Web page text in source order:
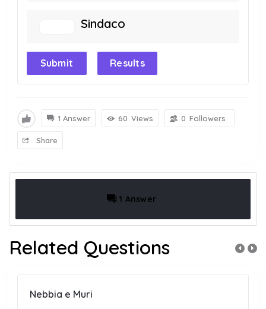
Sindaco
Submit Results
1 Answer 60 Views 0 Followers
Share
1 Answer
Related Questions
Nebbia e Muri